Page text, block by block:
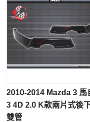
2010-2014 Mazda 3 馬
3 4D 2.0 K款兩片式後
雙管